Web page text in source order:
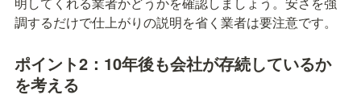
調するだけで仕上がりの説明を省く業者は要注意です。
ポイント2：10年後も会社が存続しているか
を考える